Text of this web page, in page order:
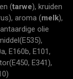
(tarwe), kruiden
aroma (melk),
olie
E160b, E101,
E341),